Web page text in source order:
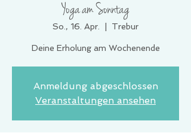
Yoga am Sonntag
So., 16. Apr. Trebur
Deine Erholung am Wochenende
Anmeldung abgeschlossen
Veranstaltungen ansehen